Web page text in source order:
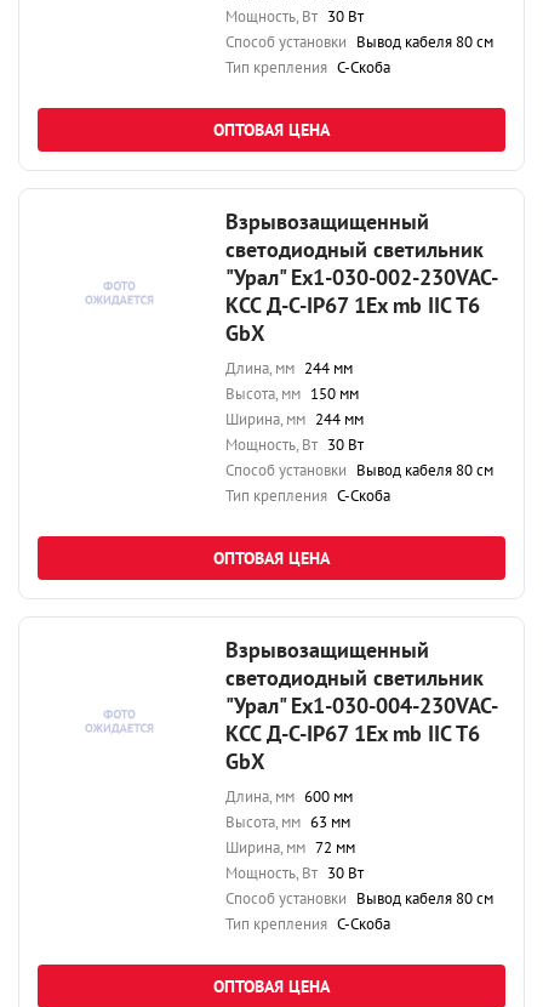
Мощность, Вт 30 Вт
Способ установки Вывод кабеля 80 см
Тип крепления С-Скоба
ОПТОВАЯ ЦЕНА
Взрывозащищенный
светодиодный светильник
"Урал" Ex1-030-002-230VAC-
КСС Д-С-IP67 1Ex mb IIC T6
GbX
Длина, мм 244 мм
Высота, мм 150 мм
Ширина, мм 244 мм
Мощность, Вт 30 Вт
Способ установки Вывод кабеля 80 см
Тип крепления С-Скоба
ОПТОВАЯ ЦЕНА
Взрывозащищенный
светодиодный светильник
"Урал" Ex1-030-004-230VAC-
КСС Д-С-IP67 1Ex mb IIC T6
GbX
Длина, мм 600 мм
Высота, мм 63 мм
Ширина, мм 72 мм
Мощность, Вт 30 Вт
Способ установки Вывод кабеля 80 см
Тип крепления С-Скоба
ОПТОВАЯ ЦЕНА